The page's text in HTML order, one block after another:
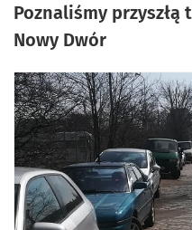
Poznaliśmy
Nowy Dwór